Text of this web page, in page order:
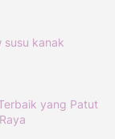
susu kanak
yang Patut